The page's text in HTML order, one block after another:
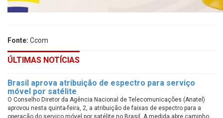
Fonte: Ccom
ÚLTIMAS NOTÍCIAS
Brasil aprova atribuição de espectro para serviço
móvel por satélite
O Conselho Diretor da Agência Nacional de Telecomunicações (Anatel)
aprovou nesta quinta-feira, 2, a atribuição de faixas de espectro para a